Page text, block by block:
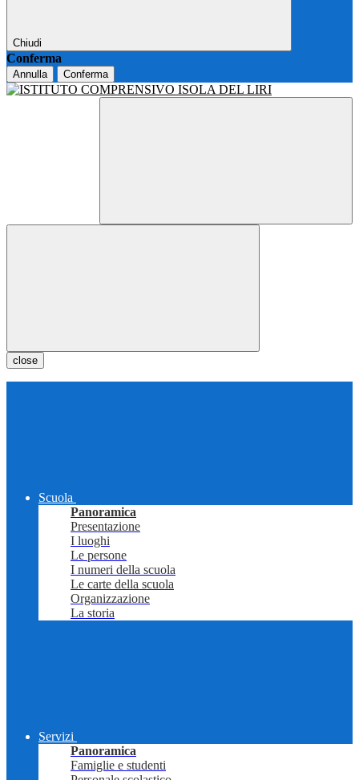
Chiudi
Conferma
Annulla Conferma
close
Scuola
Panoramica
Presentazione
I luoghi
Le persone
I numeri della scuola
Le carte della scuola
Organizzazione
La storia
Servizi
Panoramica
Famiglie e studenti